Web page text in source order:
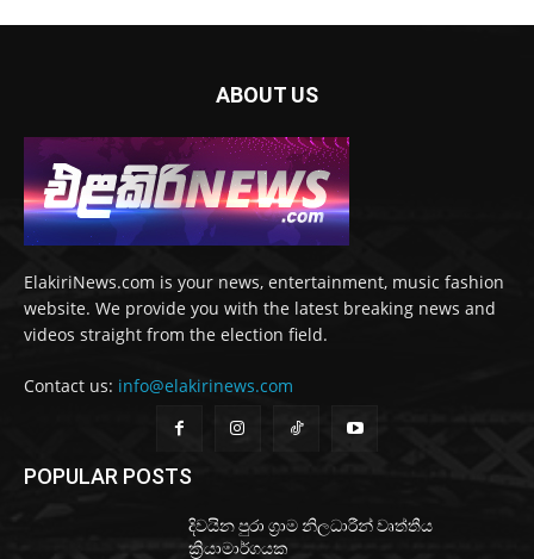
ABOUT US
ElakiriNews.com is your news, entertainment, music fashion
website. We provide you with the latest breaking news and
videos straight from the election field.
Contact us: info@elakirinews.com
POPULAR POSTS
දිවයින පුරා ග්‍රාම නිලධාරීන් වෘත්තීය
ක්‍රියාමාර්ගයක